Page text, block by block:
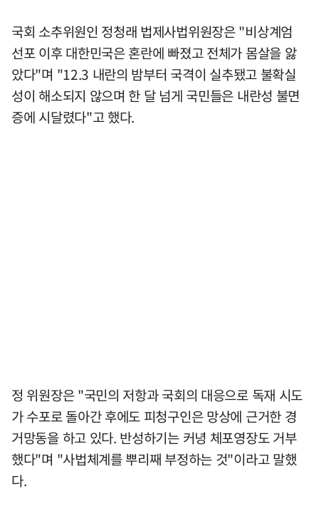
국회 소추위원인 정청래 법제사법위원장은 "비상계엄
선포 이후 대한민국은 혼란에 빠졌고 전체가 몸살을 앓
았다"며 "12.3 내란의 밤부터 국격이 실추됐고 불확실
성이 해소되지 않으며 한 달 넘게 국민들은 내란성 불면
증에 시달렸다"고 했다.
정 위원장은 "국민의 저항과 국회의 대응으로 독재 시도
가 수포로 돌아간 후에도 피청구인은 망상에 근거한 경
거망동을 하고 있다. 반성하기는 커녕 체포영장도 거부
했다"며 "사법체계를 뿌리째 부정하는 것"이라고 말했
다.